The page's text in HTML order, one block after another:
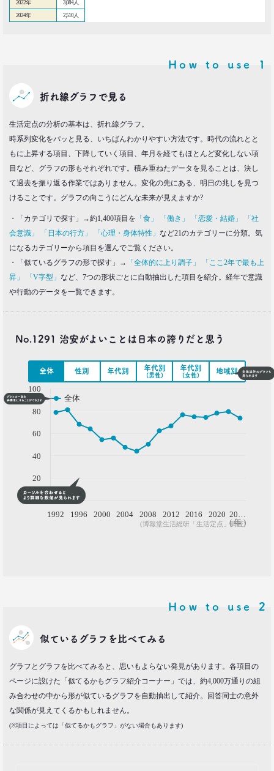
家族の誕生日祝い、大躍進！
博報堂 こそだて家族研究所
費｣
どんな人だか言ってみせましょう」
博報堂ＤＹメディアパートナーズ メディア環境研究所 主席研究員
藤原将史
一覧を見る
2022年 3,084人
2024年 2,510人
How to use 1
折れ線グラフで見る
生活定点の分析の基本は、折れ線グラフ。
時系列変化をパッと見る、いちばんわかりやすい方法です。時代の流れとと
もに上昇する項目、下降していく項目、年月を経てもほとんど変化しない項
目など、グラフの形もそれぞれです。積み重ねたデータを見ることは、決し
て過去を振り返る作業ではありません。変化の先にある、明日の兆しを見つ
けることです。グラフの向こうにどんな未来が見えますか?
・「カテゴリで探す」→約1,400項目を 「食」 「働き」 「恋愛・結婚」
「社
会意識」
「日本の行方」 「心理・身体特性」 など21のカテゴリーに分類。気
になるカテゴリーから項目を選んでご覧ください。
・「似ているグラフの形で探す」→
「全体的に上り調子」
「ここ2年で最も上
昇」
「V字型」 など、7つの形状ごとに自動抽出した項目を紹介。経年で意識
や行動のデータを一覧できます。
No.1291 治安がよいことは日本の誇りだと思う
全体 性別 年代別 年代別
(男性)
年代別
(女性)
地域別
( 年 )
( % )
(博報堂生活総研「生活定点」調査)
全体
1992 1996 2000 2004 2008 2012 2016 2020 20…
0
20
40
60
80
100
似ているグラフを比べてみる
How to use 2
グラフとグラフを比べてみると、思いもよらない発見があります。各項目の
ページに設けた「似てるかもグラフ紹介コーナー」では、約4,000万通りの組
み合わせの中から形が似ているグラフを自動抽出して紹介。回答同士の意外
な関係が見えてくるかもしれません。
(※項目によっては「似てるかもグラフ」がない場合もあります)